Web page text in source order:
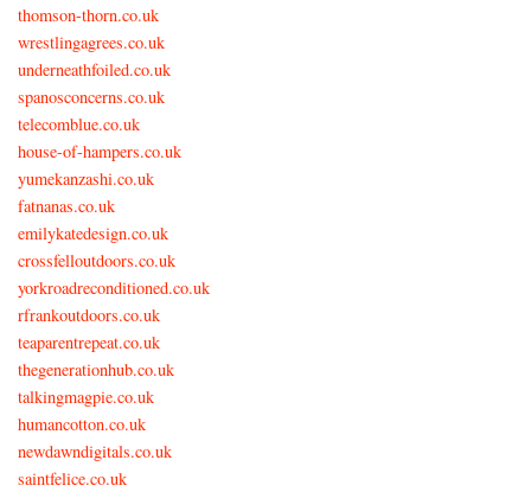
thomson-thorn.co.uk
wrestlingagrees.co.uk
underneathfoiled.co.uk
spanosconcerns.co.uk
telecomblue.co.uk
house-of-hampers.co.uk
yumekanzashi.co.uk
fatnanas.co.uk
emilykatedesign.co.uk
crossfelloutdoors.co.uk
yorkroadreconditioned.co.uk
rfrankoutdoors.co.uk
teaparentrepeat.co.uk
thegenerationhub.co.uk
talkingmagpie.co.uk
humancotton.co.uk
newdawndigitals.co.uk
saintfelice.co.uk